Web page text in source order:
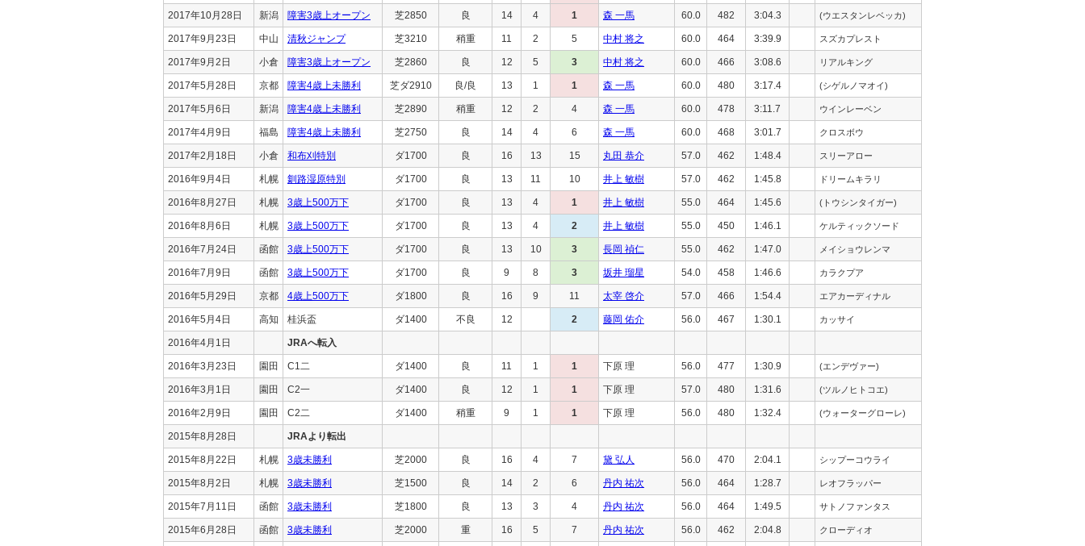
2017年10月28日 新潟 障害3歳上オープン 芝2850 良 14 4 1 森 一馬 60.0 482 3:04.3 (ウエスタンレベッカ)
2017年9月23日 中山 清秋ジャンプ 芝3210 稍重 11 2 5 中村 将之 60.0 464 3:39.9 スズカプレスト
2017年9月2日 小倉 障害3歳上オープン 芝2860 良 12 5 3 中村 将之 60.0 466 3:08.6 リアルキング
2017年5月28日 京都 障害4歳上未勝利 芝ダ2910 良/良 13 1 1 森 一馬 60.0 480 3:17.4 (シゲルノマオイ)
2017年5月6日 新潟 障害4歳上未勝利 芝2890 稍重 12 2 4 森 一馬 60.0 478 3:11.7 ウインレーベン
2017年4月9日 福島 障害4歳上未勝利 芝2750 良 14 4 6 森 一馬 60.0 468 3:01.7 クロスボウ
2017年2月18日 小倉 和布刈特別 ダ1700 良 16 13 15 丸田 恭介 57.0 462 1:48.4 スリーアロー
2016年9月4日 札幌 釧路湿原特別 ダ1700 良 13 11 10 井上 敏樹 57.0 462 1:45.8 ドリームキラリ
2016年8月27日 札幌 3歳上500万下 ダ1700 良 13 4 1 井上 敏樹 55.0 464 1:45.6 (トウシンタイガー)
2016年8月6日 札幌 3歳上500万下 ダ1700 良 13 4 2 井上 敏樹 55.0 450 1:46.1 ケルティックソード
2016年7月24日 函館 3歳上500万下 ダ1700 良 13 10 3 長岡 禎仁 55.0 462 1:47.0 メイショウレンマ
2016年7月9日 函館 3歳上500万下 ダ1700 良 9 8 3 坂井 瑠星 54.0 458 1:46.6 カラクプア
2016年5月29日 京都 4歳上500万下 ダ1800 良 16 9 11 太宰 啓介 57.0 466 1:54.4 エアカーディナル
2016年5月4日 高知 桂浜盃 ダ1400 不良 12 2 藤岡 佑介 56.0 467 1:30.1 カッサイ
2016年4月1日 JRAへ転入
2016年3月23日 園田 C1二 ダ1400 良 11 1 1 下原 理 56.0 477 1:30.9 (エンデヴァー)
2016年3月1日 園田 C2一 ダ1400 良 12 1 1 下原 理 57.0 480 1:31.6 (ツルノヒトコエ)
2016年2月9日 園田 C2二 ダ1400 稍重 9 1 1 下原 理 56.0 480 1:32.4 (ウォーターグローレ)
2015年8月28日 JRAより転出
2015年8月22日 札幌 3歳未勝利 芝2000 良 16 4 7 黛 弘人 56.0 470 2:04.1 シップーコウライ
2015年8月2日 札幌 3歳未勝利 芝1500 良 14 2 6 丹内 祐次 56.0 464 1:28.7 レオフラッパー
2015年7月11日 函館 3歳未勝利 芝1800 良 13 3 4 丹内 祐次 56.0 464 1:49.5 サトノファンタス
2015年6月28日 函館 3歳未勝利 芝2000 重 16 5 7 丹内 祐次 56.0 462 2:04.8 クローディオ